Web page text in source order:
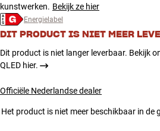
Winkels
Klantenservice
Inloggen
Klantenservice
kunstwerken. Bekijk ze hier
Energielabel
DIT PRODUCT IS NIET MEER
Dit product is niet langer leverbaar. Bekijk
QLED hier.
Officiële Nederlandse dealer
Het product is niet meer beschikbaar in de